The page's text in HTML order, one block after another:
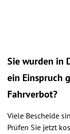
Sie wurden in
ein Einspruch
Fahrverbot?
Viele Bescheide
Prüfen Sie jetzt